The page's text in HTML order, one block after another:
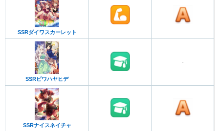
SSRダイワスカーレット
SSRビワハヤヒデ
-
SSRナイスネイチャ